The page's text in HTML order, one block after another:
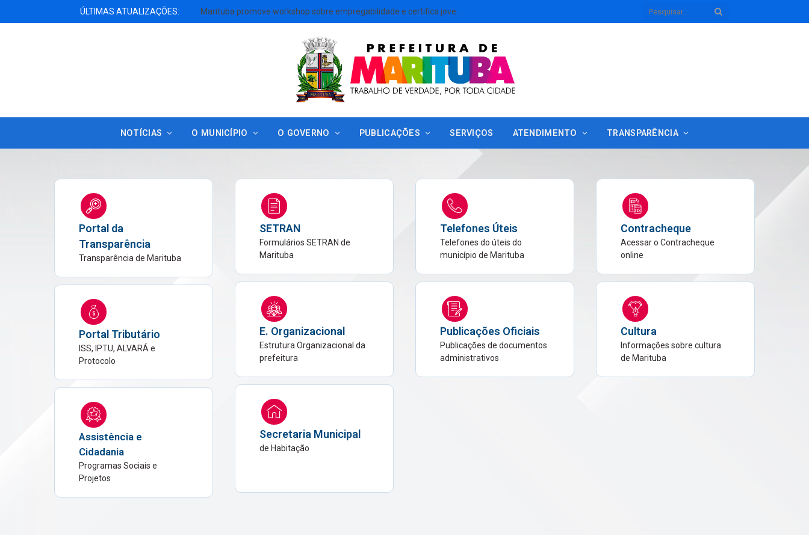
ÚLTIMAS ATUALIZAÇÕES:
NOTÍCIAS O MUNICÍPIO O GOVERNO PUBLICAÇÕES SERVIÇOS ATENDIMENTO TRANSPARÊNCIA
Portal da
Transparência
Transparência de Marituba
Portal Tributário
ISS, IPTU, ALVARÁ e
Protocolo
Assistência e
Cidadania
Programas Sociais e
Projetos
SETRAN
Formulários SETRAN de
Marituba
E. Organizacional
Estrutura Organizacional da
prefeitura
Secretaria Municipal
de Habitação
Telefones Úteis
Telefones do úteis do
município de Marituba
Publicações Oficiais
Publicações de documentos
administrativos
Contracheque
Acessar o Contracheque
online
Cultura
Informações sobre cultura
de Marituba